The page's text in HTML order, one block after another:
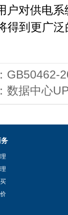
户对供电
得到更广
GB50462-
数据中心